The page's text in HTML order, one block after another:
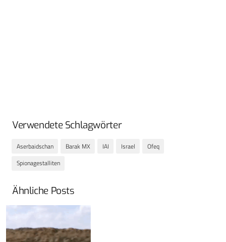
Verwendete Schlagwörter
Aserbaidschan Barak MX IAI Israel
Ofeq
Spionagestalliten
Ähnliche Posts